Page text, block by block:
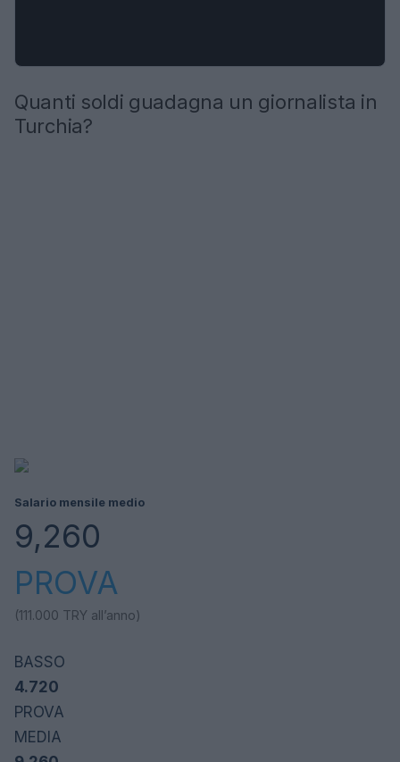
Quanti soldi guadagna un giornalista in
Turchia?
Salario mensile medio
9,260
PROVA
(111.000 TRY all’anno)
BASSO
4.720
PROVA
MEDIA